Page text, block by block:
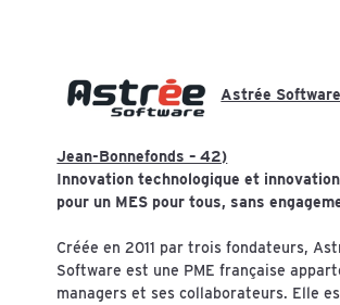
Astrée
Jean-Bonnefonds – 42)
Innovation technologique et innovation
pour un MES pour tous, sans
Créée en 2011 par trois fondateurs,
Software est une PME française
managers et ses collaborateurs. Elle